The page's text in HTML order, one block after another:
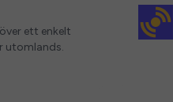
ett enkelt
utomlands.